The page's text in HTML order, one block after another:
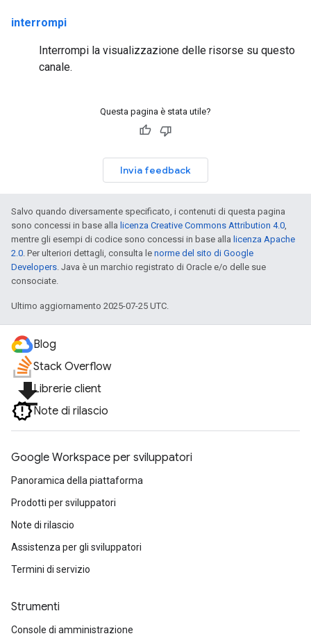
interrompi
Interrompi la visualizzazione delle risorse su questo
canale.
Questa pagina è stata utile?
Invia feedback
Salvo quando diversamente specificato, i contenuti di questa pagina
sono concessi in base alla licenza Creative Commons Attribution 4.0,
mentre gli esempi di codice sono concessi in base alla licenza Apache
2.0. Per ulteriori dettagli, consulta le norme del sito di Google
Developers. Java è un marchio registrato di Oracle e/o delle sue
consociate.
Ultimo aggiornamento 2025-07-25 UTC.
Blog
Stack Overflow
file_downloadLibrerie client
Note di rilascio
Google Workspace per sviluppatori
Panoramica della piattaforma
Prodotti per sviluppatori
Note di rilascio
Assistenza per gli sviluppatori
Termini di servizio
Strumenti
Console di amministrazione